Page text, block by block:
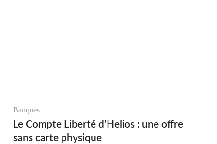
Banques
Le Compte Liberté d’Helios : une offre
sans carte physique